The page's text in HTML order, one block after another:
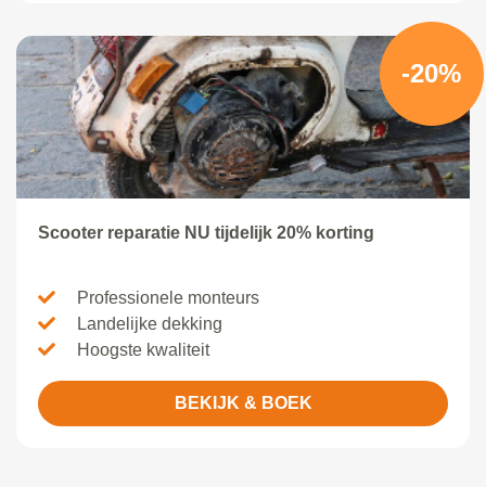
-20%
Scooter reparatie NU tijdelijk 20% korting
Professionele monteurs
Landelijke dekking
Hoogste kwaliteit
BEKIJK & BOEK